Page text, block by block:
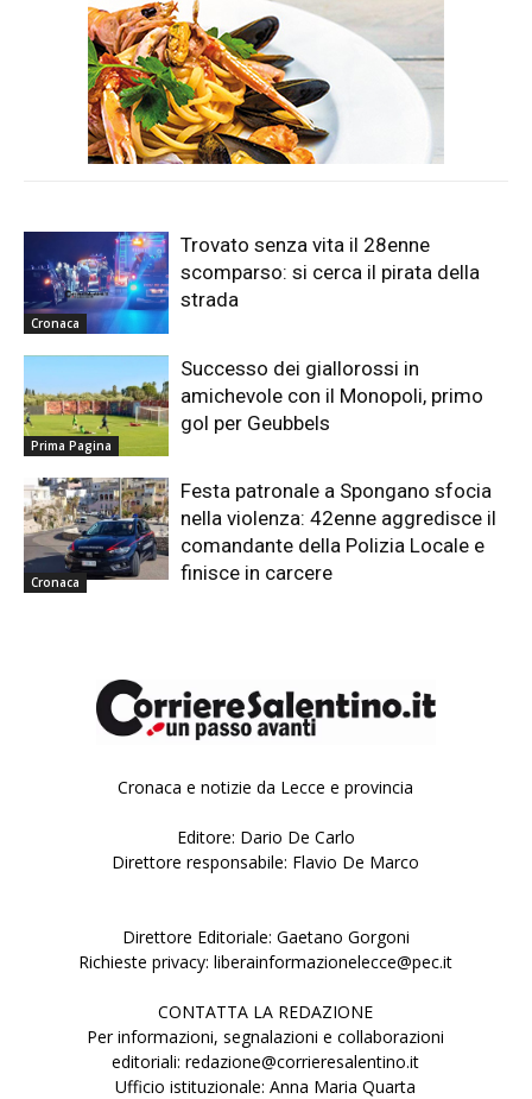
Cronaca
Trovato senza vita il 28enne
scomparso: si cerca il pirata della
strada
Prima Pagina
Successo dei giallorossi in
amichevole con il Monopoli, primo
gol per Geubbels
Cronaca
Festa patronale a Spongano sfocia
nella violenza: 42enne aggredisce il
comandante della Polizia Locale e
finisce in carcere
Cronaca e notizie da Lecce e provincia
Editore: Dario De Carlo
Direttore responsabile: Flavio De Marco
Direttore Editoriale: Gaetano Gorgoni
Richieste privacy: liberainformazionelecce@pec.it
CONTATTA LA REDAZIONE
Per informazioni, segnalazioni e collaborazioni
editoriali: redazione@corrieresalentino.it
Ufficio istituzionale: Anna Maria Quarta